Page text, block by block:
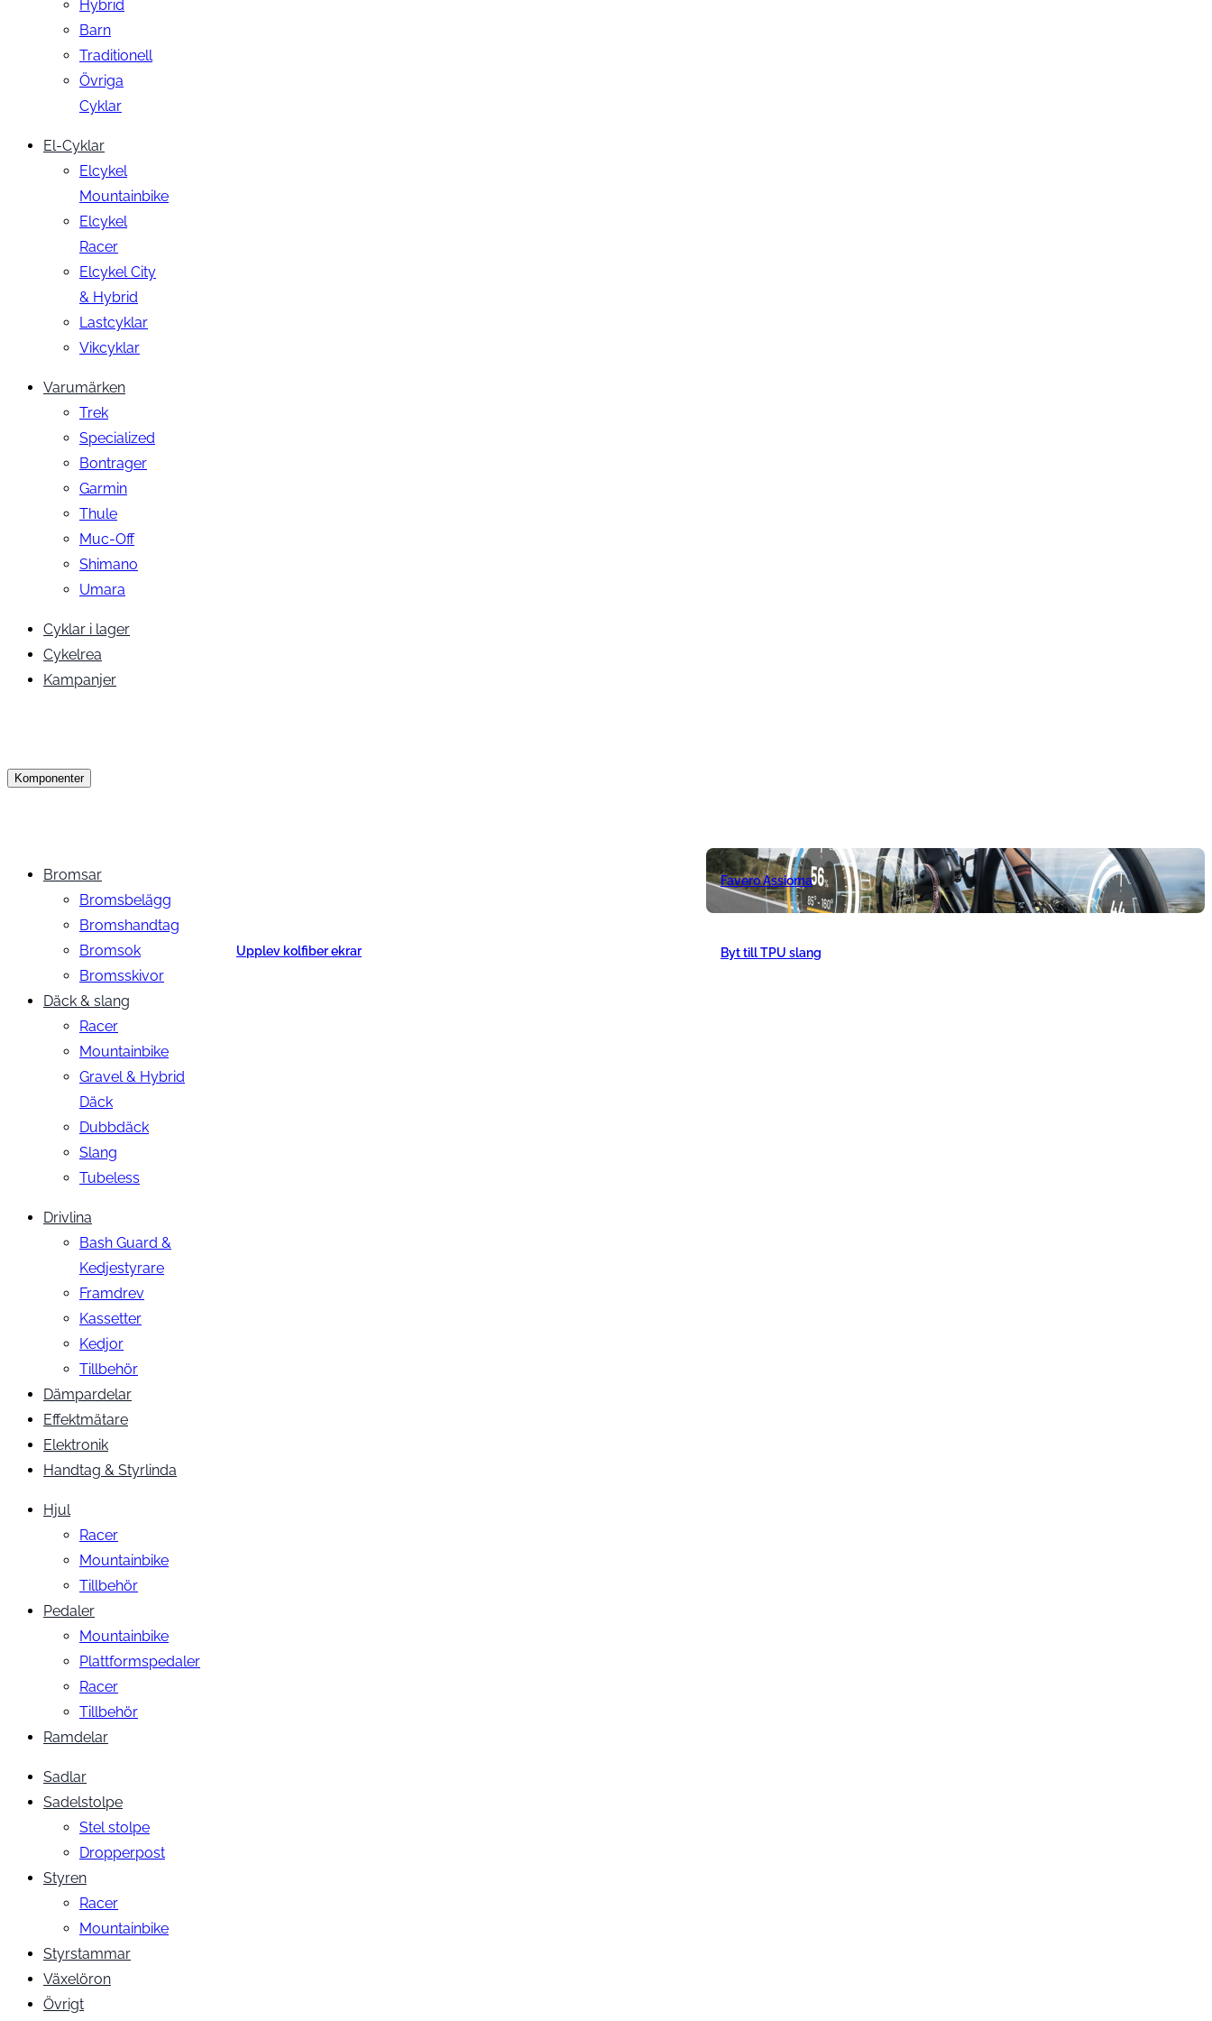
Hybrid
Barn
Traditionell
Övriga
Cyklar
El-Cyklar
Elcykel
Mountainbike
Elcykel
Racer
Elcykel City
& Hybrid
Lastcyklar
Vikcyklar
Varumärken
Trek
Specialized
Bontrager
Garmin
Thule
Muc-Off
Shimano
Umara
Cyklar i lager
Cykelrea
Kampanjer
Komponenter
Bromsar
Bromsbelägg
Bromshandtag
Bromsok
Bromsskivor
Däck & slang
Racer
Mountainbike
Gravel & Hybrid
Däck
Dubbdäck
Slang
Tubeless
Drivlina
Bash Guard &
Kedjestyrare
Framdrev
Kassetter
Kedjor
Tillbehör
Dämpardelar
Effektmätare
Elektronik
Handtag & Styrlinda
Hjul
Racer
Mountainbike
Tillbehör
Pedaler
Mountainbike
Plattformspedaler
Racer
Tillbehör
Ramdelar
Sadlar
Sadelstolpe
Stel stolpe
Dropperpost
Styren
Racer
Mountainbike
Styrstammar
Växelöron
Övrigt
Upplev kolfiber ekrar
Favero Assioma
Byt till TPU slang